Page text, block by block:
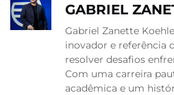
GABRIEL
Gabriel Zanette
inovador e referência
resolver desafios
Com uma carreira
acadêmica e um